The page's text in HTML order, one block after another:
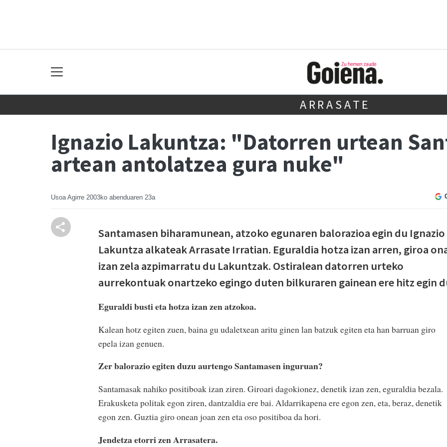
ARRASATE
Ignazio Lakuntza: "Datorren urtean
artean antolatzea gura nuke"
Usoa Agirre 2003ko abenduaren 23a
Santamasen biharamunean, atzoko egunaren balorazioa egin du Ignazio
Lakuntza alkateak Arrasate Irratian. Eguraldia hotza izan arren, giroa
izan zela azpimarratu du Lakuntzak. Ostiralean datorren urteko
aurrekontuak onartzeko egingo duten bilkuraren gainean ere hitz egin
Eguraldi busti eta hotza izan zen atzokoa.
Kalean hotz egiten zuen, baina gu udaletxean aritu ginen lan batzuk egiten eta han barruan giro
epela izan genuen.
Zer balorazio egiten duzu aurtengo Santamasen inguruan?
Santamasak nahiko positiboak izan ziren. Giroari dagokionez, denetik izan zen, eguraldia bezala.
Erakusketa politak egon ziren, dantzaldia ere bai. Aldarrikapena ere egon zen, eta, beraz, denetik
egon zen. Guztia giro onean joan zen eta oso positiboa da hori.
Jendetza etorri zen Arrasatera.